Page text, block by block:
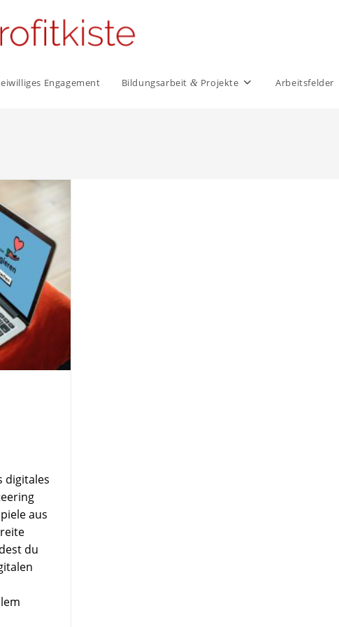
Engagement Bildungs­arbeit & Projekte Arbeits­felder
digitales
aus
du